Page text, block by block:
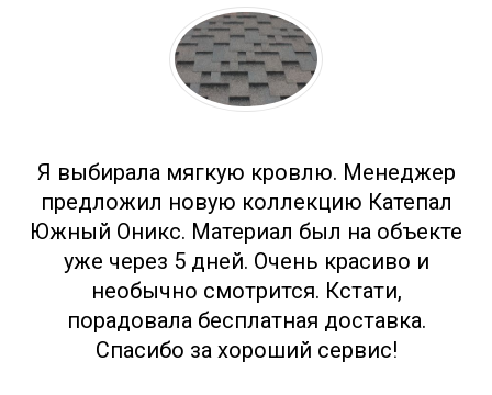
Я выбирала мягкую кровлю. Менеджер
предложил новую коллекцию Катепал
Южный Оникс. Материал был на объекте
уже через 5 дней. Очень красиво и
необычно смотрится. Кстати,
порадовала бесплатная доставка.
Спасибо за хороший сервис!